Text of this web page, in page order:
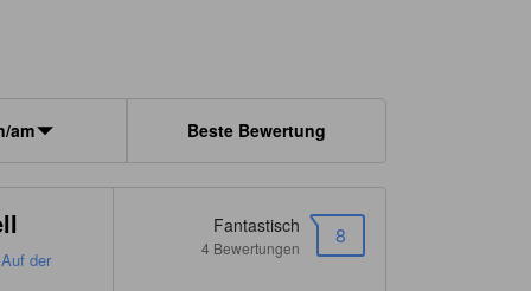
am Beste Bewertung
der
8
Fantastisch
4 Bewertungen